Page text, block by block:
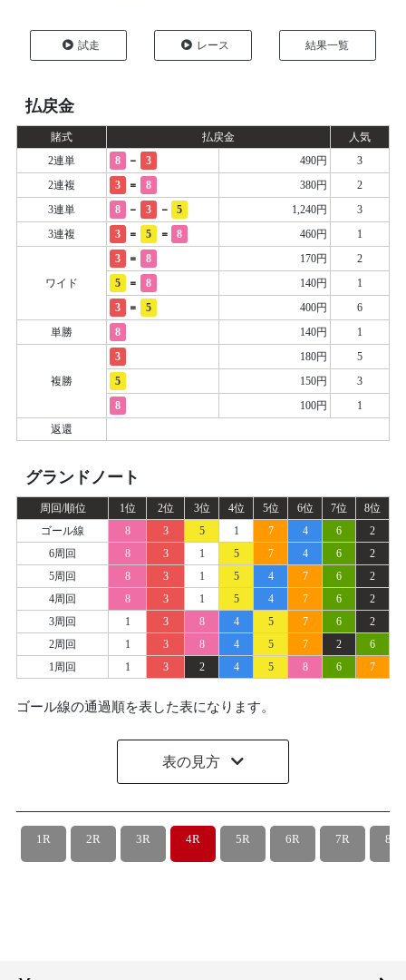
試走 レース 結果一覧
払戻金
賭式 払戻金
人気
2連単
8 - 3 490円
3
2連複
3 = 8 380円
2
3連単
8 - 3 - 5 1,240円
3
3連複
3 = 5 = 8 460円 1
ワイド
3 = 8 170円
2
5
= 8 140円
1
3
= 5 400円
6
単勝
8 140円 1
複勝
3 180円
5
5
150円
3
8
100円
1
返還
グランドノート
周回/順位 1位 2位 3位 4位 5位 6位 7位
8位
ゴール線
8 3 5 1 7 4 6
2
6周回
8 3 1 5 7 4 6
2
5周回
8 3 1 5 4 7 6
2
4周回
8 3 1 5 4 7 6
2
3周回
1 3 8 4 5 7 6
2
2周回
1 3 8 4 5 7 2
6
1周回
1 3 2 4 5 8 6 7
ゴール線の通過順を表した表になります。
表の見方
1R 2R 3R 4R 5R 6R 7R 8R